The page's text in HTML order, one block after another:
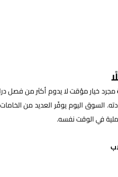
مجرد خيار مؤقت لا يدوم أكثر من فصل
السوق اليوم يوفّر العديد من
في الوقت نفسه.